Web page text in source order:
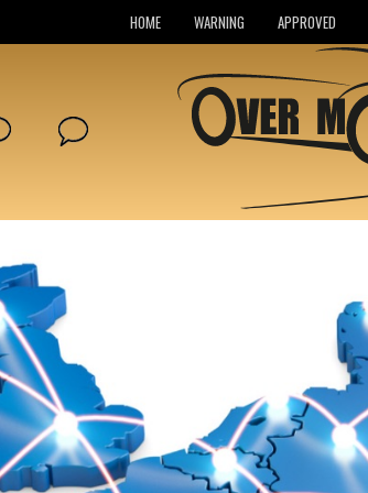
HOME WARNING APPROVED